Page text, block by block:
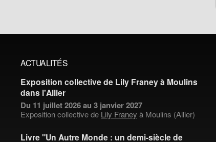
ACTUALITÉS
Exposition collective de Lily Franey à Moulins
dans l'Allier
Du 11 juillet 2026 au 3 janvier 2027
Exposition collective de Lily Franey à Moulins (Allier)
Livre "Un Autre Monde : un demi-siècle de